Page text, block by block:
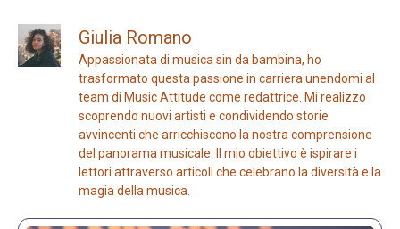
Giulia Romano
Appassionata di musica sin da bambina, ho
trasformato questa passione in carriera unendomi al
team di Music Attitude come redattrice. Mi realizzo
scoprendo nuovi artisti e condividendo storie
avvincenti che arricchiscono la nostra comprensione
del panorama musicale. Il mio obiettivo è ispirare i
lettori attraverso articoli che celebrano la diversità e la
magia della musica.